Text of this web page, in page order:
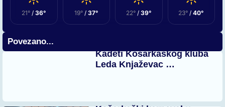
21°/ 36° 19°/ 37° 22°/ 39° 23° /40°
Povezano...
Kadeti Košarkaškog kluba
Leda Knjaževac …